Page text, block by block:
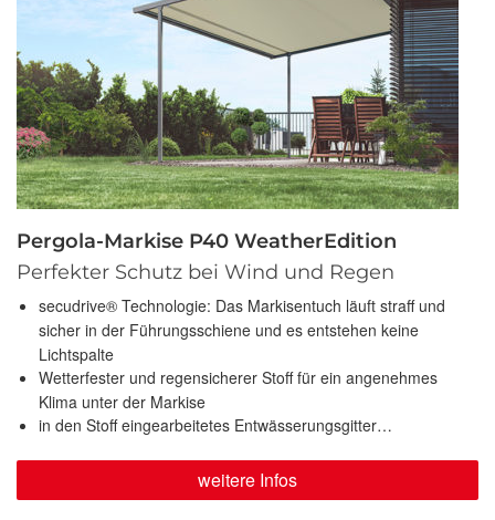
Pergola-Markise P40 WeatherEdition
Perfekter Schutz bei Wind und Regen
secudrive® Technologie: Das Markisentuch läuft straff und
sicher in der Führungsschiene und es entstehen keine
Lichtspalte
Wetterfester und regensicherer Stoff für ein angenehmes
Klima unter der Markise
in den Stoff eingearbeitetes Entwässerungsgitter…
weitere Infos